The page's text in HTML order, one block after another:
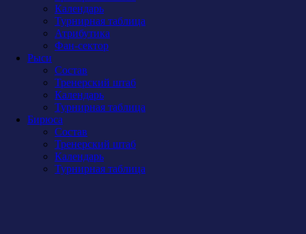
Календарь
Турнирная таблица
Атрибутика
Фан-сектор
Рыси
Состав
Тренерский штаб
Календарь
Турнирная таблица
Бирюса
Состав
Тренерский штаб
Календарь
Турнирная таблица